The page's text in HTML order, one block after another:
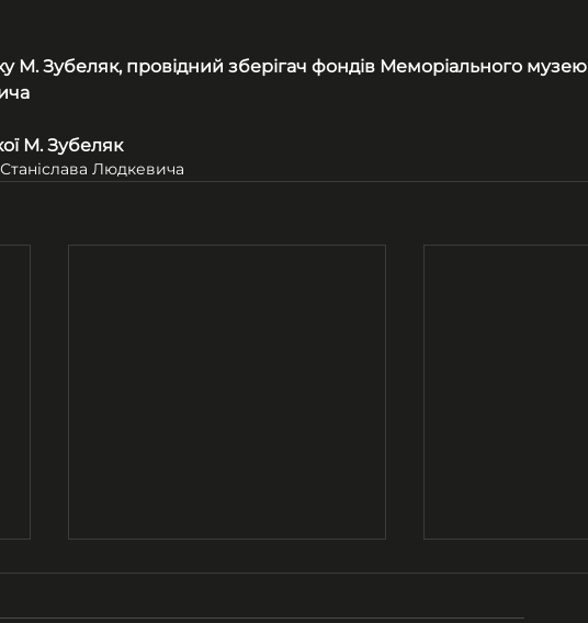
М. Зубеляк, провідний зберігач фондів Меморіального музею
М. Зубеляк
Людкевича